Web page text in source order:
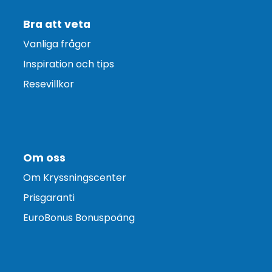
Bra att veta
Vanliga frågor
Inspiration och tips
Resevillkor
Om oss
Om Kryssningscenter
Prisgaranti
EuroBonus Bonuspoäng